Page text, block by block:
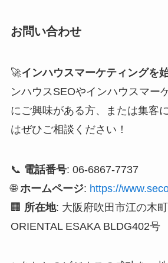
お問い合わせ
🚀インハウスマーケティングを
ンハウスSEOやインハウスマー
にご興味がある方、または集客
はぜひご相談ください！
📞 電話番号: 06-6867-7737
🌐ホームページ: https://
🏢 所在地: 大阪府吹田市江の木
ORIENTAL ESAKA BLDG402号